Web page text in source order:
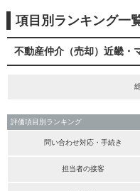
項目別ランキング一
不動産仲介（売却）近畿・
評価項目別ランキング
問い合わせ対応・手続き
担当者の接客